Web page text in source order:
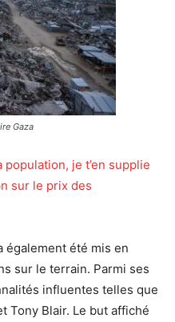
Gaza
population, je t’en supplie
sur le prix des
également été mis en
sur le terrain. Parmi ses
influentes telles que
Tony Blair. Le but affiché